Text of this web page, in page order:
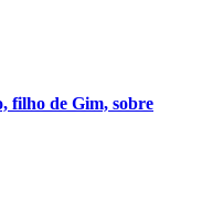
filho de Gim, sobre